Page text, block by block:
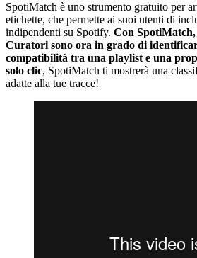
SpotiMatch è uno strumento gratuito per
etichette, che permette ai suoi utenti di
indipendenti su Spotify. Con
Curatori sono ora in grado di
compatibilità tra una playlist e una
solo clic, SpotiMatch ti mostrerà una
adatte alla tue tracce!